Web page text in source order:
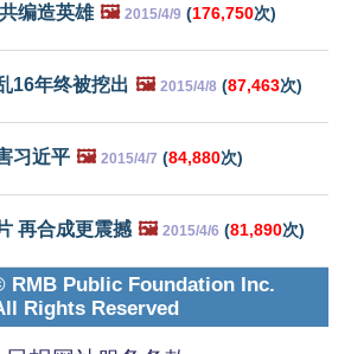
编造英雄 🖼️ 2015/4/9 (176,750次)
16年终被挖出 🖼️ 2015/4/8 (87,463次)
习近平 🖼️ 2015/4/7 (84,880次)
再合成更震撼 🖼️ 2015/4/6 (81,890次)
RMB Public Foundation Inc.
Rights Reserved